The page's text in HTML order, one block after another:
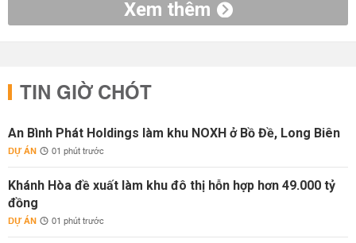
Xem thêm
TIN GIỜ CHÓT
An Bình Phát Holdings làm khu NOXH ở Bồ Đề, Long Biên
DỰ ÁN 01 phút trước
Khánh Hòa đề xuất làm khu đô thị hỗn hợp hơn 49.000 tỷ
đồng
DỰ ÁN 01 phút trước